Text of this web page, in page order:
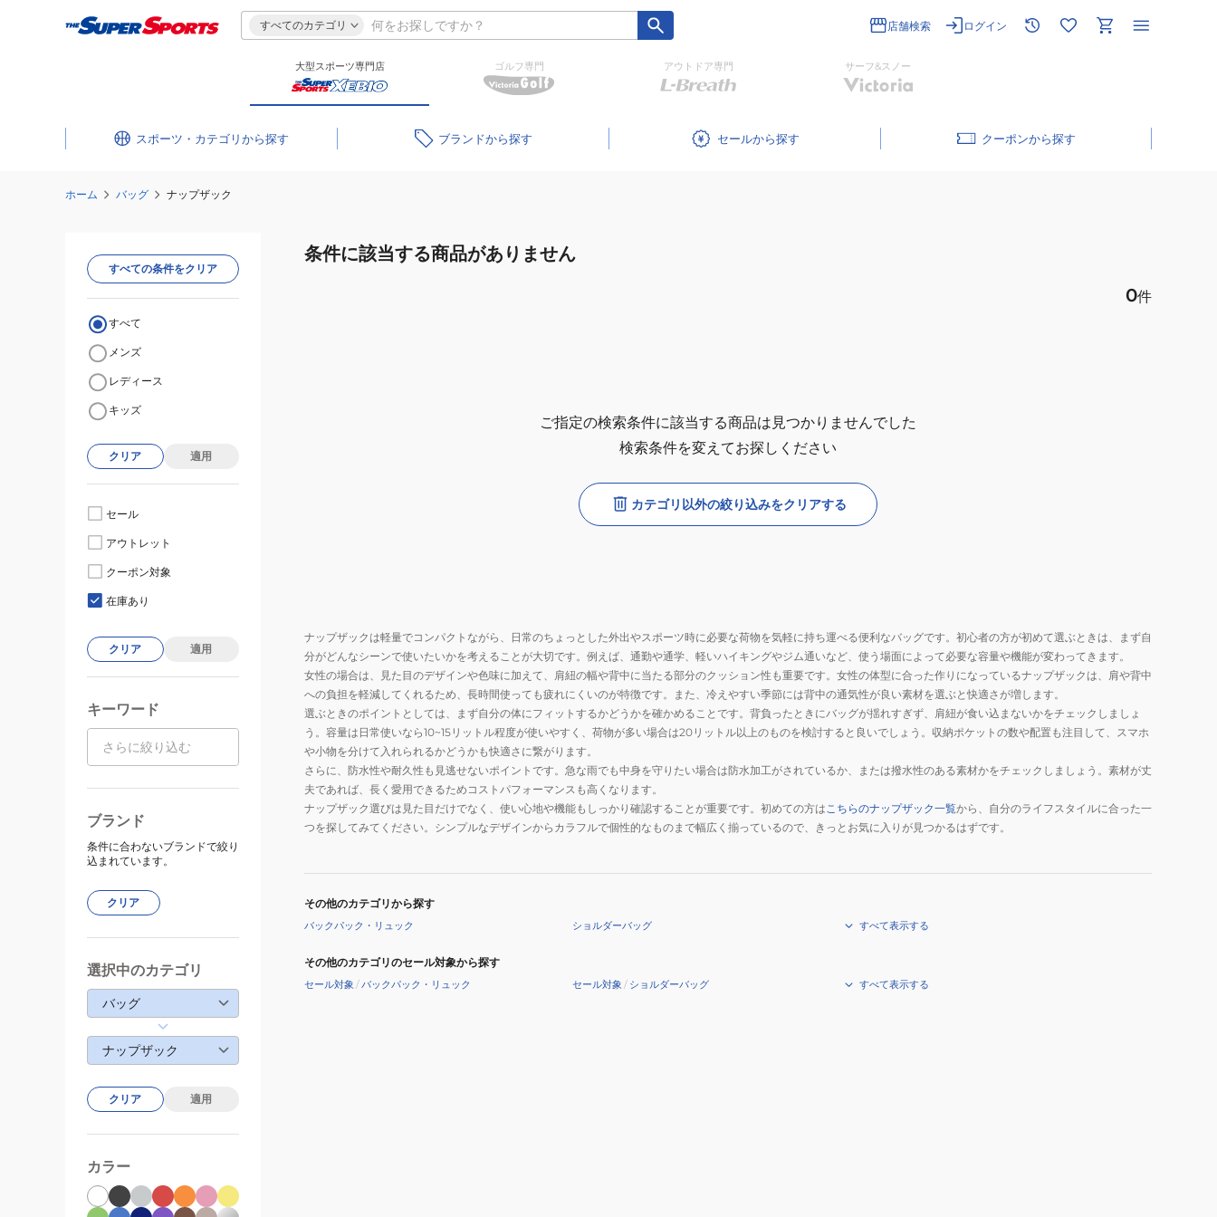
すべてのカテゴリ 店舗検索 ログイン
大型スポーツ専門店 ゴルフ専門 アウトドア専門 サーフ&スノー
スポーツ・カテゴリ ブランド セール クーポン
ホーム バッグ ナップザック
条件に該当する商品がありません
0件
ご指定の検索条件に該当する商品は見つかりませんでした
検索条件を変えてお探しください
カテゴリ以外の絞り込みをクリアする
ナップザックは軽量でコンパクトながら、日常のちょっとした外出やスポーツ時に必要な荷物を気軽に持ち運べる便利なバッグです。初心者の方が初めて選ぶときは、まず自
分がどんなシーンで使いたいかを考えることが大切です。例えば、通勤や通学、軽いハイキングやジム通いなど、使う場面によって必要な容量や機能が変わってきます。
女性の場合は、見た目のデザインや色味に加えて、肩紐の幅や背中に当たる部分のクッション性も重要です。女性の体型に合った作りになっているナップザックは、肩や背中
への負担を軽減してくれるため、長時間使っても疲れにくいのが特徴です。また、冷えやすい季節には背中の通気性が良い素材を選ぶと快適さが増します。
選ぶときのポイントとしては、まず自分の体にフィットするかどうかを確かめることです。背負ったときにバッグが揺れすぎず、肩紐が食い込まないかをチェックしましょ
う。容量は日常使いなら10~15リットル程度が使いやすく、荷物が多い場合は20リットル以上のものを検討すると良いでしょう。収納ポケットの数や配置も注目して、スマホ
や小物を分けて入れられるかどうかも快適さに繋がります。
さらに、防水性や耐久性も見逃せないポイントです。急な雨でも中身を守りたい場合は防水加工がされているか、または撥水性のある素材かをチェックしましょう。素材が丈
夫であれば、長く愛用できるためコストパフォーマンスも高くなります。
ナップザック選びは見た目だけでなく、使い心地や機能もしっかり確認することが重要です。初めての方は こちらのナップザック一覧から、自分のライフスタイルに合った一
つを探してみてください。シンプルなデザインからカラフルで個性的なものまで幅広く揃っているので、きっとお気に入りが見つかるはずです。
その他のカテゴリから探す
バックパック・リュック ショルダーバッグ すべて表示する
その他のカテゴリのセール対象から探す
セール対象 /バックパック・リュック セール対象 / ショルダーバッグ すべて表示する
すべての条件をクリア
すべて
メンズ
レディース
キッズ
クリア 適用
セール
アウトレット
クーポン対象
在庫あり
クリア 適用
キーワード
ブランド
条件に合わないブランドで絞り
込まれています。
クリア
選択中のカテゴリ
バッグ
ナップザック
クリア 適用
カラー